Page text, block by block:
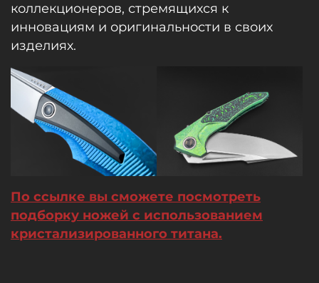
коллекционеров, стремящихся к
инновациям и оригинальности в своих
изделиях.
По ссылке вы сможете посмотреть
подборку ножей с использованием
кристализированного титана.